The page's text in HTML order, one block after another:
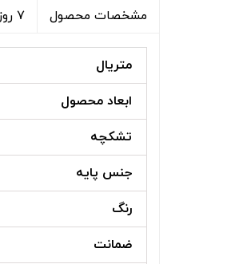
مشخصات محصول ۷ روز ضمانت تعویض
متریال
ابعاد محصول
تشکچه
جنس پایه
رنگ
ضمانت